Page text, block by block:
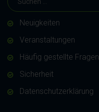
Neuigkeiten
Veranstaltungen
Häufig gestellte Fragen
Sicherheit
Datenschutzerklärung